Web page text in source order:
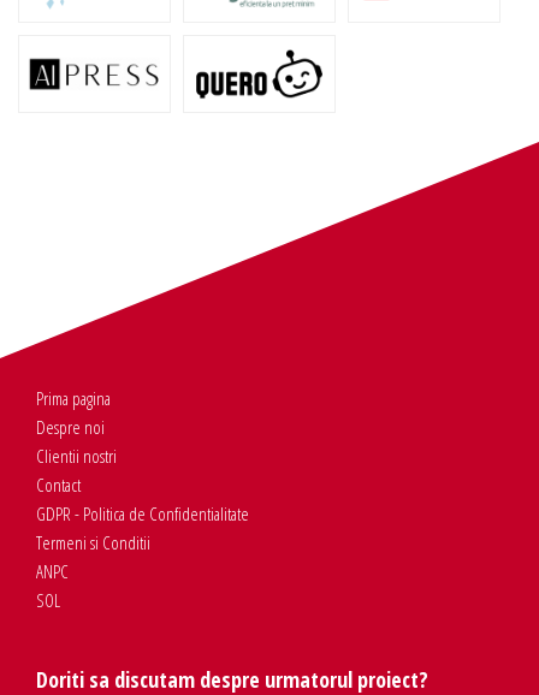
Prima pagina
Despre noi
Clientii nostri
Contact
GDPR - Politica de Confidentialitate
Termeni si Conditii
ANPC
SOL
Doriti sa discutam despre urmatorul proiect?